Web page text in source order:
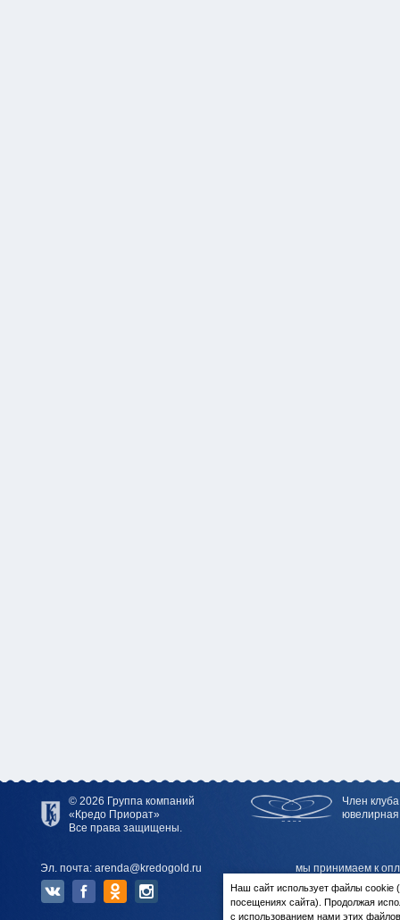
© 2026 Группа компаний
«Кредо Приорат»
Все права защищены.
Эл. почта: arenda@kredogold.ru
Член
ювелирная
мы принимаем к
Наш сайт использует файлы
посещениях сайта). Продолжая
с использованием нами этих